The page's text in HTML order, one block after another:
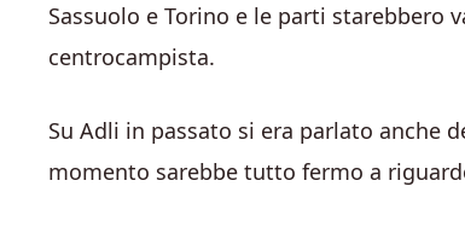
Sassuolo e Torino e le parti starebbero
centrocampista.
Su Adli in passato si era parlato anche
momento sarebbe tutto fermo a